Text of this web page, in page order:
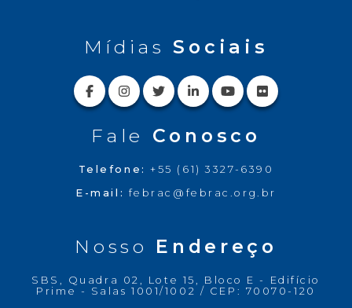
Mídias Sociais
Fale Conosco
Telefone:
+55 (61) 3327-6390
E-mail: febrac@febrac.org.br
Nosso Endereço
SBS, Quadra 02, Lote 15, Bloco E - Edifício
Prime - Salas 1001/1002 / CEP: 70070-120